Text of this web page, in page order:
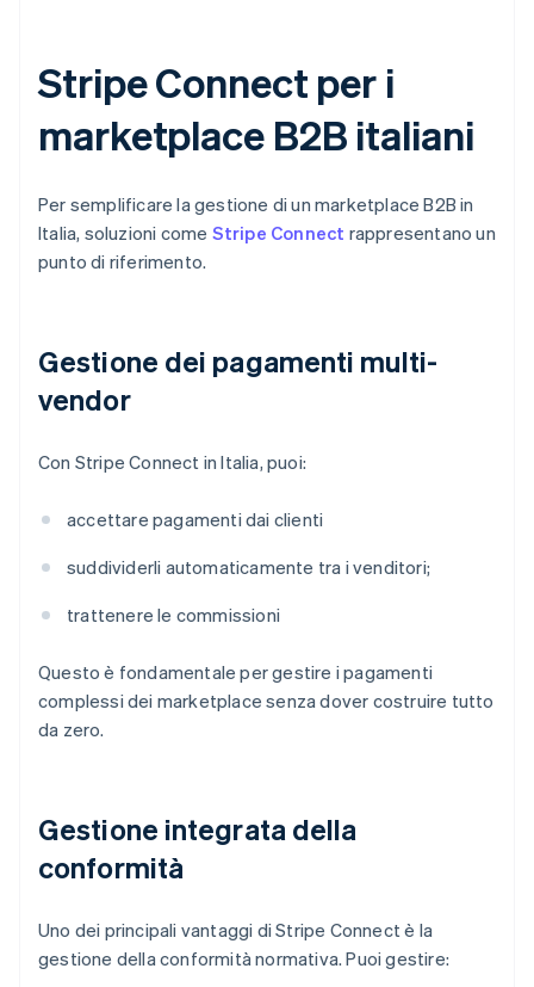
Stripe Connect per i
marketplace B2B italiani
Per semplificare la gestione di un marketplace B2B in
Italia, soluzioni come Stripe Connect rappresentano un
punto di riferimento.
Gestione dei pagamenti multi-
vendor
Con Stripe Connect in Italia, puoi:
accettare pagamenti dai clienti
suddividerli automaticamente tra i venditori;
trattenere le commissioni
Questo è fondamentale per gestire i pagamenti
complessi dei marketplace senza dover costruire tutto
da zero.
Gestione integrata della
conformità
Uno dei principali vantaggi di Stripe Connect è la
gestione della conformità normativa. Puoi gestire: